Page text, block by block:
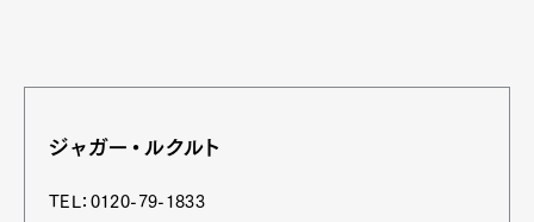
ジャガー・ルクルト
TEL：0120-79-1833